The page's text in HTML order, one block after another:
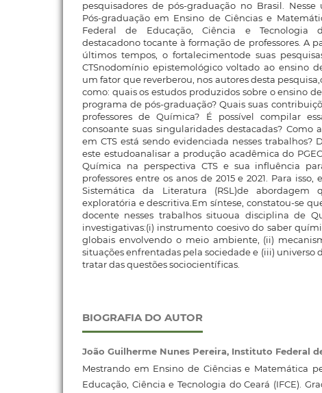
pesquisadores de pós-graduação no Brasil. Nesse
Pós-graduação em Ensino de Ciências e
Federal de Educação, Ciência e Tecnologia
destacadono tocante à formação de professores. A
últimos tempos, o fortalecimentode suas
CTSnodomínio epistemológico voltado ao ensino
um fator que reverberou, nos autores desta
como: quais os estudos produzidos sobre o ensino
programa de pós-graduação? Quais suas
professores de Química? É possível compilar
consoante suas singularidades destacadas? Como
em CTS está sendo evidenciada nesses trabalhos?
este estudoanalisar a produção acadêmica do
Química na perspectiva CTS e sua influência
professores entre os anos de 2015 e 2021. Para
Sistemática da Literatura (RSL)de abordagem
exploratória e descritiva.Em síntese, constatou-se
docente nesses trabalhos situoua disciplina de
investigativas:(i) instrumento coesivo do saber
globais envolvendo o meio ambiente, (ii)
situações enfrentadas pela sociedade e (iii) universo
tratar das questões sociocientíficas.
BIOGRAFIA DO AUTOR
João Guilherme Nunes Pereira, Instituto Federal
Mestrando em Ensino de Ciências e Matemática
Educação, Ciência e Tecnologia do Ceará (IFCE).